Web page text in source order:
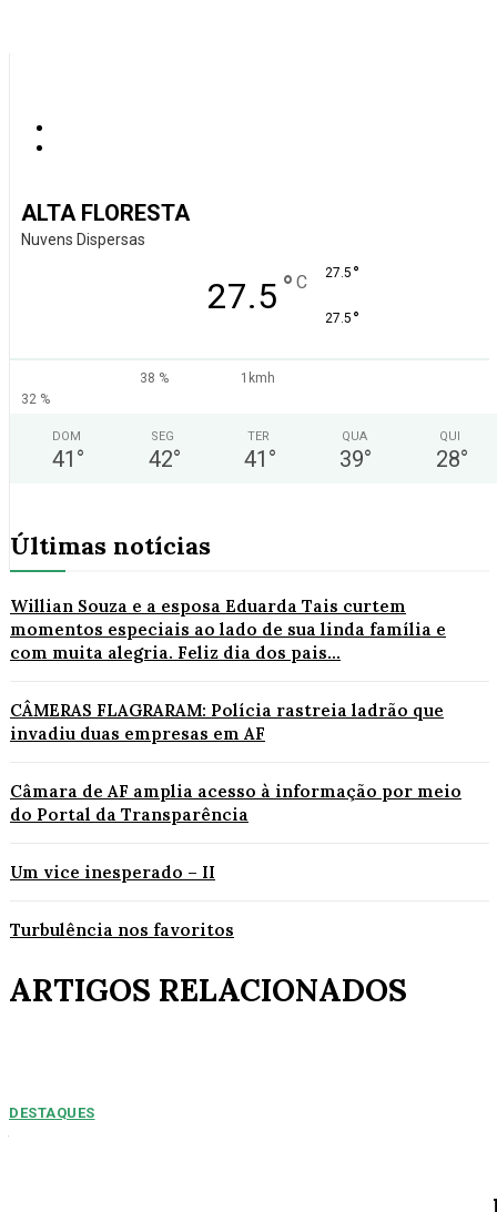
ALTA FLORESTA
Nuvens Dispersas
27.5 ° C 27.5 °
27.5 °
38 %
1kmh
32 %
DOM
41 °
SEG
42°
TER
41 °
QUA
39°
QUI
28°
Últimas notícias
Willian Souza e a esposa Eduarda Tais curtem
momentos especiais ao lado de sua linda família e
com muita alegria. Feliz dia dos pais...
CÂMERAS FLAGRARAM: Polícia rastreia ladrão que
invadiu duas empresas em AF
Câmara de AF amplia acesso à informação por meio
do Portal da Transparência
Um vice inesperado – II
Turbulência nos favoritos
ARTIGOS RELACIONADOS
DESTAQUES